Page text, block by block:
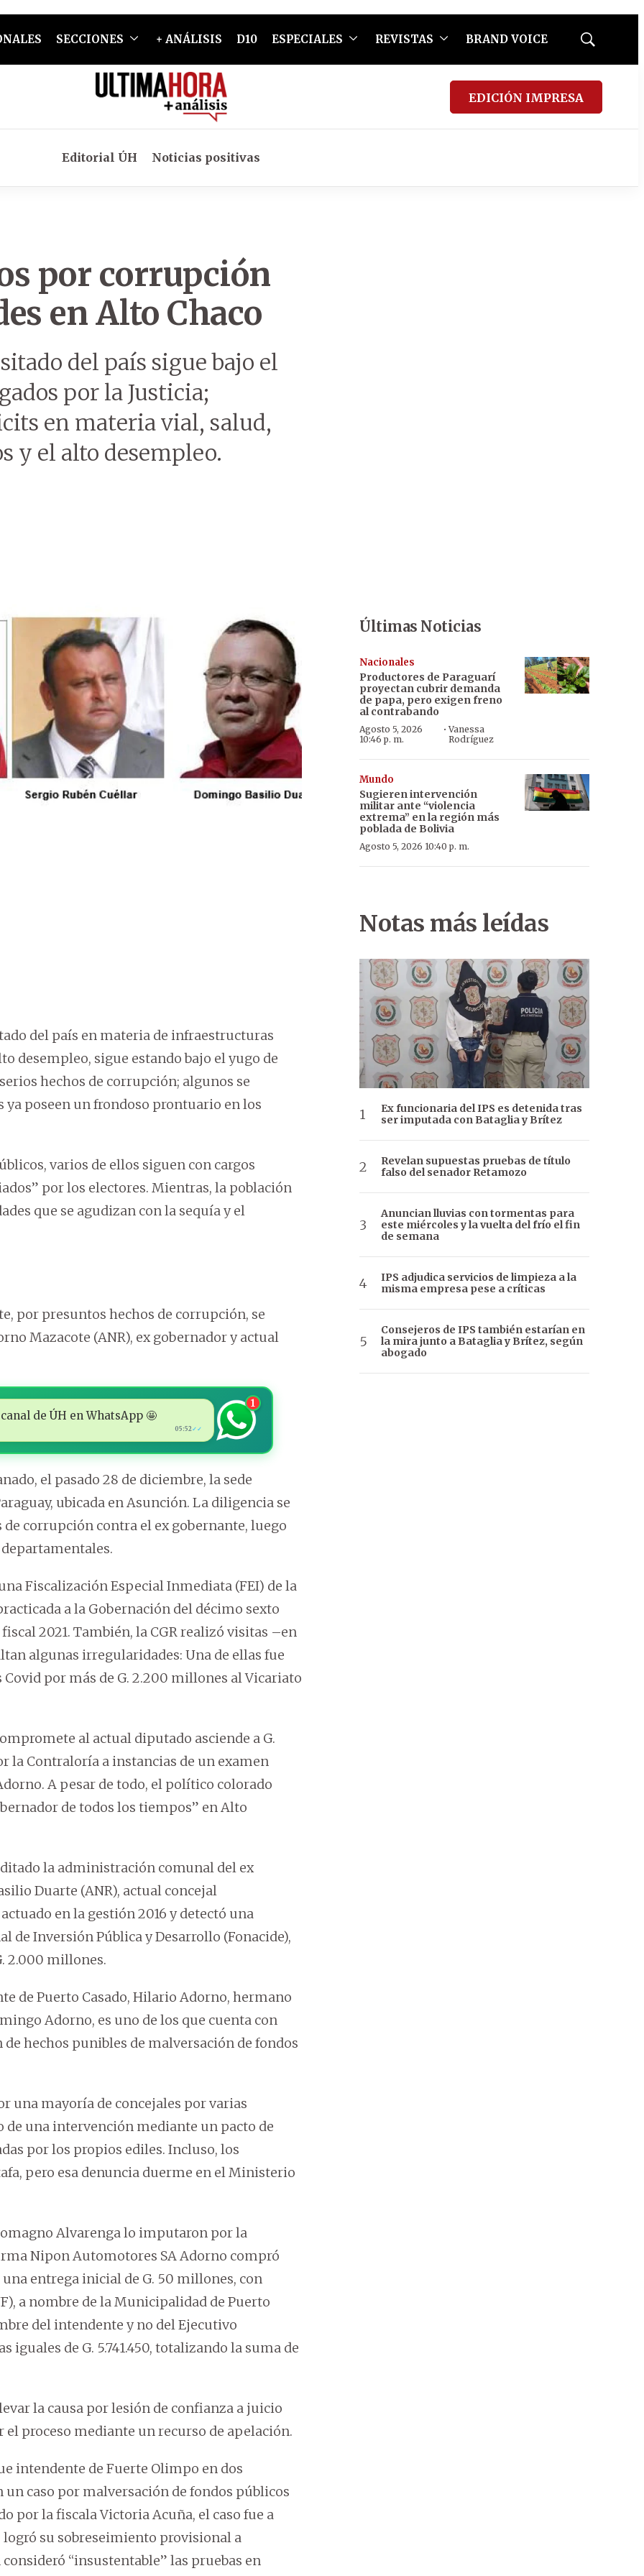
SECCIONES + ANÁLISIS D10 ESPECIALES REVISTAS BRAND VOICE
Mostrar
EDICIÓN IMPRESA
Editorial ÚH Noticias positivas
por corrupción
en Alto Chaco
del país sigue bajo el
por la Justicia;
en materia vial, salud,
y el alto desempleo.
del país en materia de infraestructuras
desempleo, sigue estando bajo el yugo de
hechos de corrupción; algunos se
poseen un frondoso prontuario en los
varios de ellos siguen con cargos
por los electores. Mientras, la población
que se agudizan con la sequía y el
por presuntos hechos de corrupción, se
Mazacote (ANR), ex gobernador y actual
de ÚH en WhatsApp 🤩
05:52✓✓
1
el pasado 28 de diciembre, la sede
ubicada en Asunción. La diligencia se
corrupción contra el ex gobernante, luego
Fiscalización Especial Inmediata (FEI) de la
a la Gobernación del décimo sexto
2021. También, la CGR realizó visitas –en
algunas irregularidades: Una de ellas fue
por más de G. 2.200 millones al Vicariato
al actual diputado asciende a G.
la Contraloría a instancias de un examen
A pesar de todo, el político colorado
de todos los tiempos” en Alto
la administración comunal del ex
Duarte (ANR), actual concejal
en la gestión 2016 y detectó una
de Inversión Pública y Desarrollo (Fonacide),
2.000 millones.
de Puerto Casado, Hilario Adorno, hermano
Adorno, es uno de los que cuenta con
hechos punibles de malversación de fondos
una mayoría de concejales por varias
de una intervención mediante un pacto de
por los propios ediles. Incluso, los
pero esa denuncia duerme en el Ministerio
Alvarenga lo imputaron por la
Nipon Automotores SA Adorno compró
entrega inicial de G. 50 millones, con
a nombre de la Municipalidad de Puerto
del intendente y no del Ejecutivo
de G. 5.741.450, totalizando la suma de
la causa por lesión de confianza a juicio
proceso mediante un recurso de apelación.
intendente de Fuerte Olimpo en dos
caso por malversación de fondos públicos
por la fiscala Victoria Acuña, el caso fue a
su sobreseimiento provisional a
“insustentable” las pruebas en
Últimas Noticias
Nacionales
Productores de Paraguarí
proyectan cubrir demanda
de papa, pero exigen freno
al contrabando
Agosto 5, 2026
10:46 p. m.
·Vanessa
Rodríguez
Mundo
Sugieren intervención
militar ante “violencia
extrema” en la región más
poblada de Bolivia
Agosto 5, 2026 10:40 p. m.
Notas más leídas
Ex funcionaria del IPS es detenida tras
ser imputada con Bataglia y Brítez
Revelan supuestas pruebas de título
falso del senador Retamozo
Anuncian lluvias con tormentas para
este miércoles y la vuelta del frío el fin
de semana
IPS adjudica servicios de limpieza a la
misma empresa pese a críticas
Consejeros de IPS también estarían en
la mira junto a Bataglia y Brítez, según
abogado